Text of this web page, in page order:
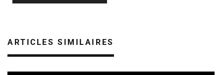
ARTICLES SIMILAIRES